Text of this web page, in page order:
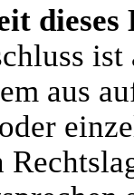
dieses
aus